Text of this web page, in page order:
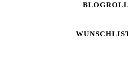
BLOGROLL